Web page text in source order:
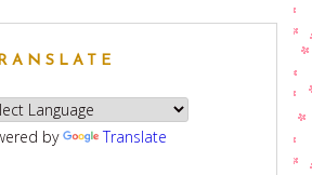
by Translate